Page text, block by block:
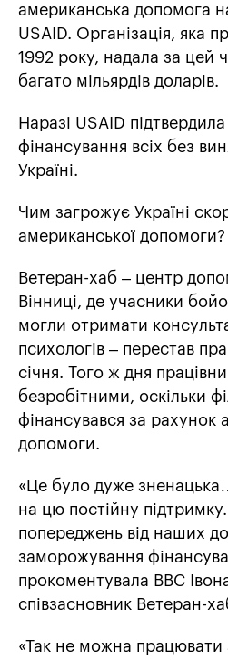
американська допомога
USAID. Організація, яка
1992 року, надала за цей
багато мільярдів доларів.
Наразі USAID
фінансування всіх без
Україні.
Чим загрожує Україні
американської допомоги?
Ветеран-хаб – центр
Вінниці, де учасники
могли отримати
психологів – перестав
січня. Того ж дня
безробітними, оскільки
фінансувався за рахунок
допомоги.
«Це було дуже
на цю постійну
попереджень від наших
заморожування
прокоментувала ВВС
співзасновник Ветеран-
«Так не можна працювати